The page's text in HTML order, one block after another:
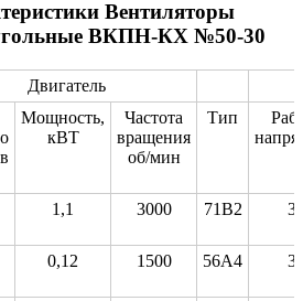
Вентиляторы
ВКПН-КХ №50-30
Двигатель
Мощность,
кВТ
Частота
вращения
об/мин
Тип
1,1 3000 71B2
0,12 1500 56A4